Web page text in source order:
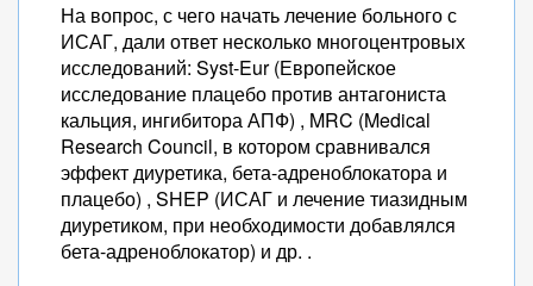
На вопрос, с чего начать лечение больного с
ИСАГ, дали ответ несколько многоцентровых
исследований: Syst-Eur (Европейское
исследование плацебо против антагониста
кальция, ингибитора АПФ) , MRC (Medical
Research Council, в котором сравнивался
эффект диуретика, бета-адреноблокатора и
плацебо) , SHEP (ИСАГ и лечение тиазидным
диуретиком, при необходимости добавлялся
бета-адреноблокатор) и др. .